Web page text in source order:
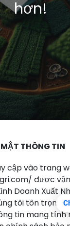
hơn!
THÔNG TIN
cập vào trang
được
Doanh Xuất
tôi tôn trọng
tin mang tính